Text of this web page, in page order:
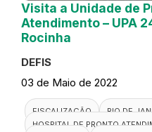
Visita a Unidade de
Atendimento – UPA
Rocinha
DEFIS
03 de Maio de 2022
FISCALIZAÇÃO
RIO DE
HOSPITAL DE PRONTO